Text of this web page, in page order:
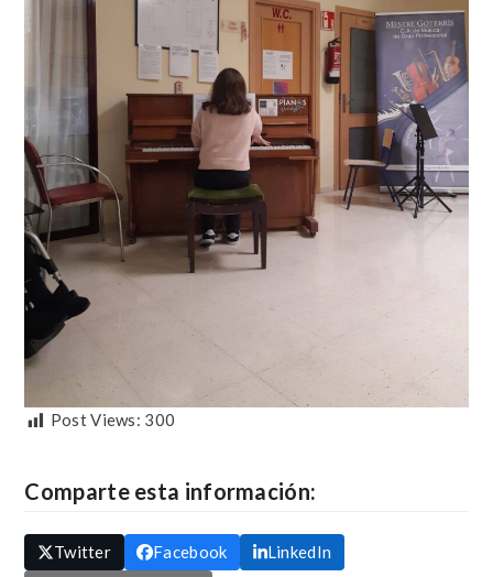
Post Views: 300
Comparte esta información:
Twitter Facebook
LinkedIn